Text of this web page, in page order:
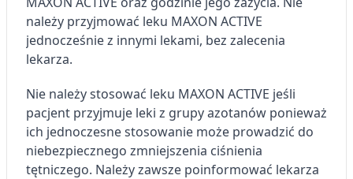
należy przyjmować leku MAXON ACTIVE
jednocześnie z innymi lekami, bez zalecenia
lekarza.
Nie należy stosować leku MAXON ACTIVE jeśli
pacjent przyjmuje leki z grupy azotanów ponieważ
ich jednoczesne stosowanie może prowadzić do
niebezpiecznego zmniejszenia ciśnienia
tętniczego. Należy zawsze poinformować lekarza